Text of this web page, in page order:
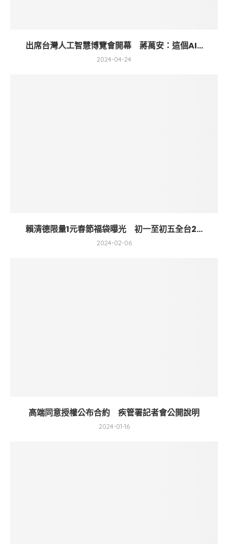
出席台灣人工智慧博覽會開幕 蔣萬安：這個AI...
2024-04-24
賴清德限量1元春節福袋曝光 初一至初五全台2...
2024-02-06
高端同意授權公布合約 疾管署記者會公開說明
2024-01-16